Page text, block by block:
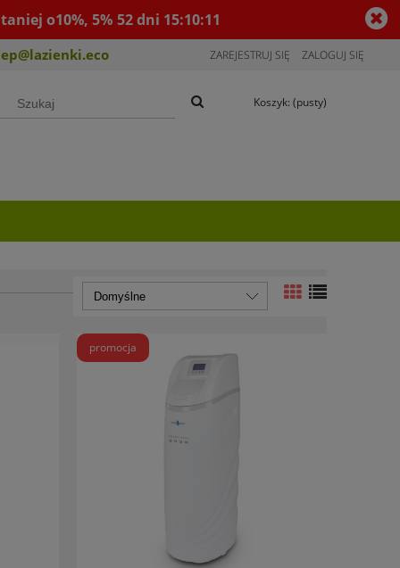
o10%, 5% 52dni 15:10:10
ZAREJESTRUJ SIĘ ZALOGUJ SIĘ
Koszyk: (pusty)
promocja